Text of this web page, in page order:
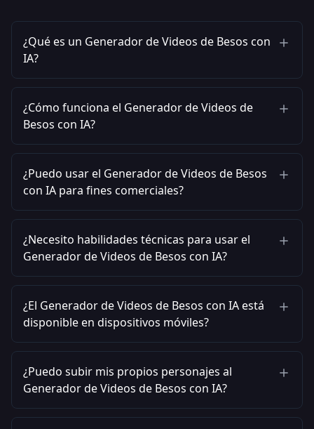
¿Qué es un Generador de Videos de Besos con
IA?
¿Cómo funciona el Generador de Videos de
Besos con IA?
¿Puedo usar el Generador de Videos de Besos
con IA para fines comerciales?
¿Necesito habilidades técnicas para usar el
Generador de Videos de Besos con IA?
¿El Generador de Videos de Besos con IA está
disponible en dispositivos móviles?
¿Puedo subir mis propios personajes al
Generador de Videos de Besos con IA?